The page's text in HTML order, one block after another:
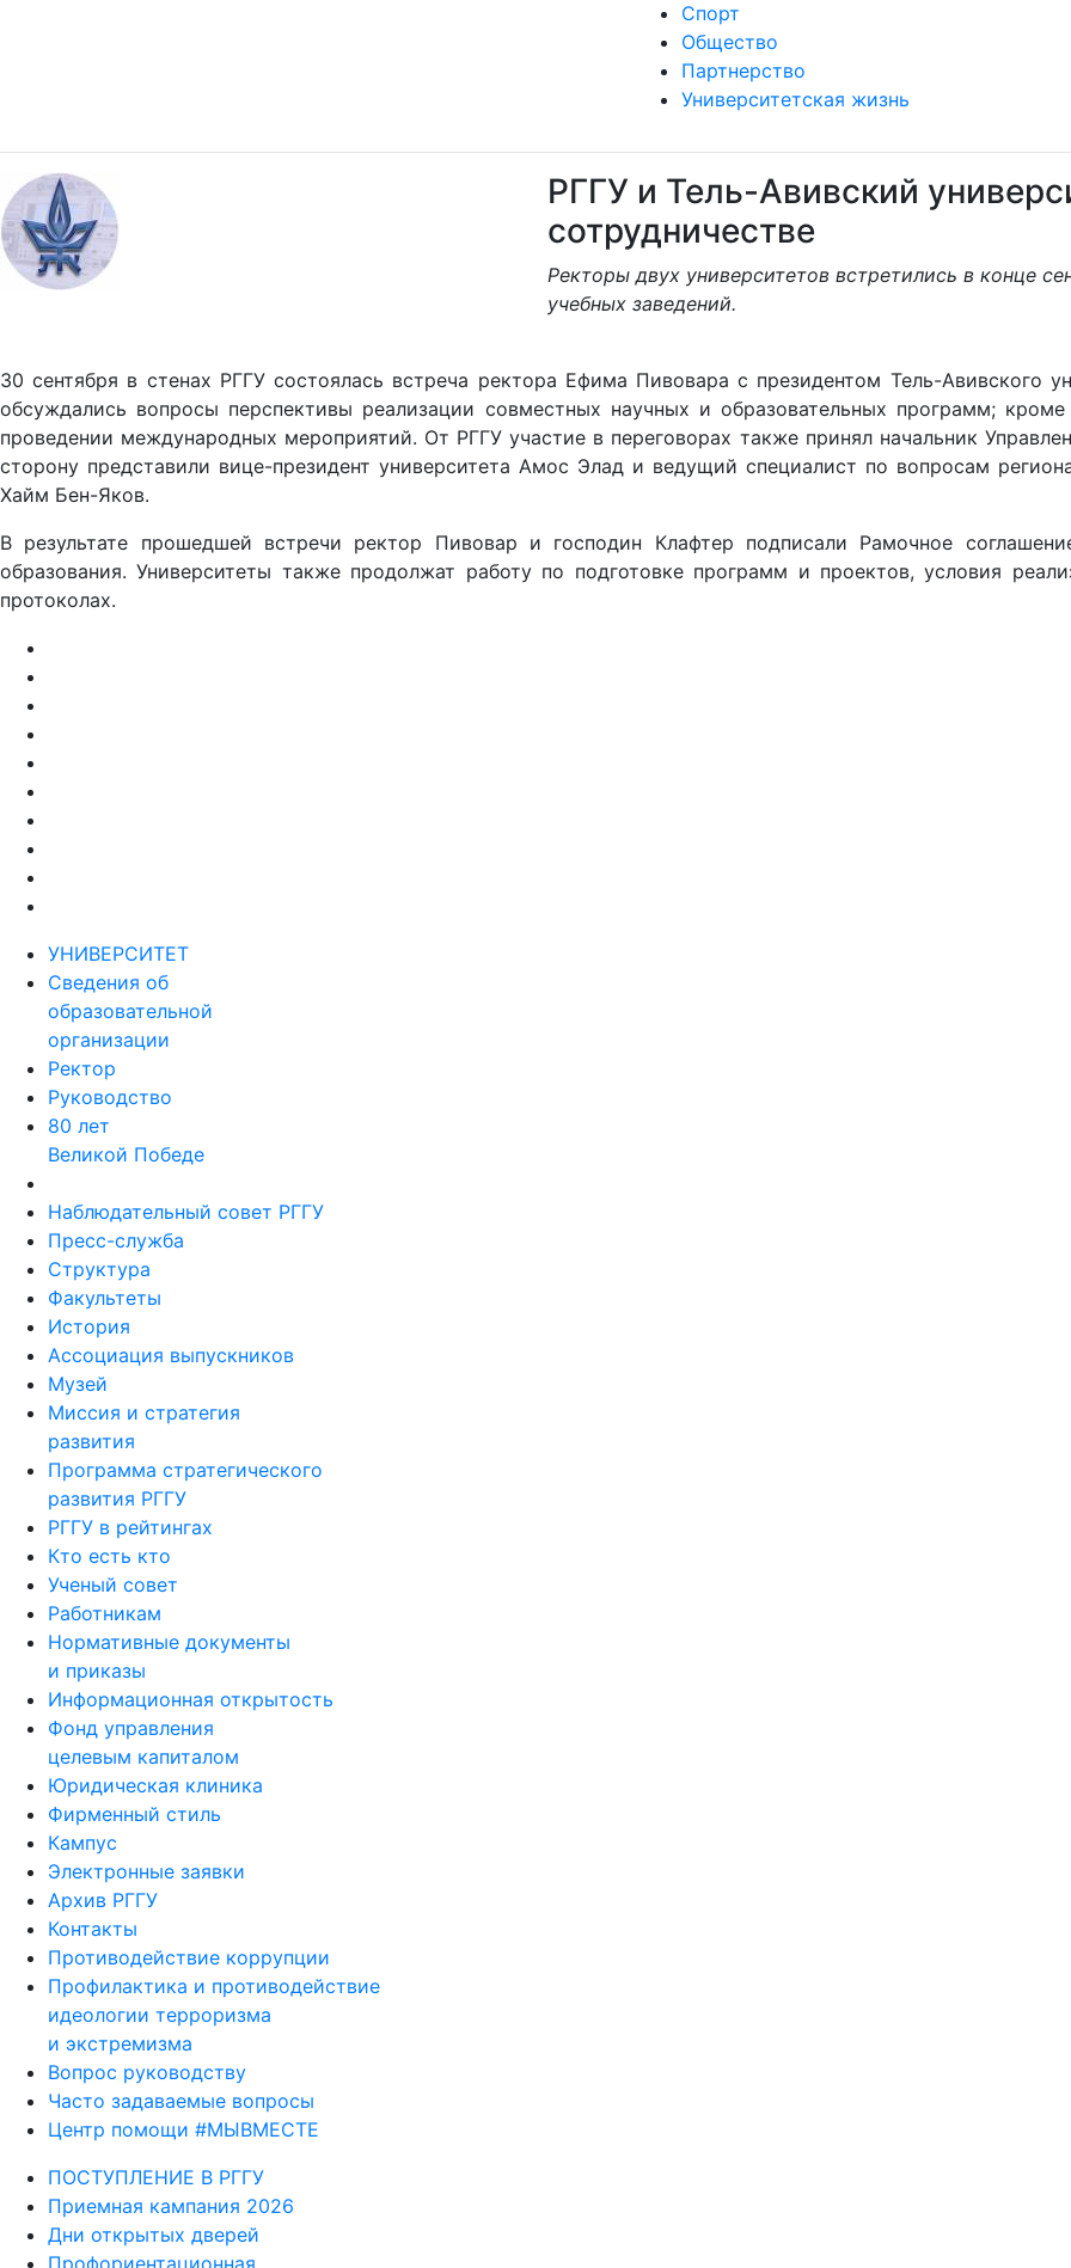
Спорт
Общество
Партнерство
Университетская жизнь
РГГУ и Тель-Авивский
сотрудничестве
Ректоры двух университетов встретились в конце
учебных заведений.
30 сентября в стенах РГГУ состоялась встреча ректора Ефима Пивовара с президентом Тель-Авивского
обсуждались вопросы перспективы реализации совместных научных и образовательных программ;
проведении международных мероприятий. От РГГУ участие в переговорах также принял начальник
сторону представили вице-президент университета Амос Элад и ведущий специалист по вопросам
Хайм Бен-Яков.
В результате прошедшей встречи ректор Пивовар и господин Клафтер подписали Рамочное
образования. Университеты также продолжат работу по подготовке программ и проектов, условия
протоколах.
УНИВЕРСИТЕТ
Сведения об
образовательной
организации
Ректор
Руководство
80 лет
Великой Победе
Наблюдательный совет РГГУ
Пресс-служба
Структура
Факультеты
История
Ассоциация выпускников
Музей
Миссия и стратегия
развития
Программа стратегического
развития РГГУ
РГГУ в рейтингах
Кто есть кто
Ученый совет
Работникам
Нормативные документы
и приказы
Информационная открытость
Фонд управления
целевым капиталом
Юридическая клиника
Фирменный стиль
Кампус
Электронные заявки
Архив РГГУ
Контакты
Противодействие коррупции
Профилактика и противодействие
идеологии терроризма
и экстремизма
Вопрос руководству
Часто задаваемые вопросы
Центр помощи #МЫВМЕСТЕ
ПОСТУПЛЕНИЕ В РГГУ
Приемная кампания 2026
Дни открытых дверей
Профориентационная